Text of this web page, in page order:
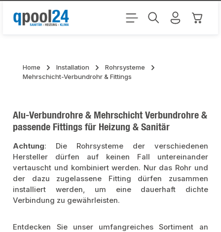
Zum Hauptinhalt springen
Home Installation
Rohrsysteme
Mehrschicht-Verbundrohr & Fittings
Alu-Verbundrohre & Mehrschicht Verbundrohre &
passende Fittings für Heizung & Sanitär
Achtung: Die Rohrsysteme der verschiedenen
Hersteller dürfen auf keinen Fall untereinander
vertauscht und kombiniert werden. Nur das Rohr und
der dazu zugelassene Fitting dürfen zusammen
installiert werden, um eine dauerhaft dichte
Verbindung zu gewährleisten.
Entdecken Sie unser umfangreiches Sortiment an